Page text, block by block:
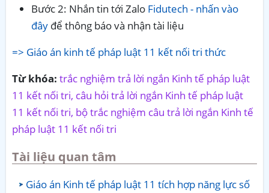
Bước 2: Nhắn tin tới Zalo Fidutech - nhấn vào
đây để thông báo và nhận tài liệu
=> Giáo án kinh tế pháp luật 11 kết nối tri thức
Từ khóa: trắc nghiệm trả lời ngắn Kinh tế pháp luật
11 kết nối tri, câu hỏi trả lời ngắn Kinh tế pháp luật
11 kết nối tri, bộ trắc nghiệm câu trả lời ngắn Kinh tế
pháp luật 11 kết nối tri
Tài liệu quan tâm
Giáo án Kinh tế pháp luật 11 tích hợp năng lực số